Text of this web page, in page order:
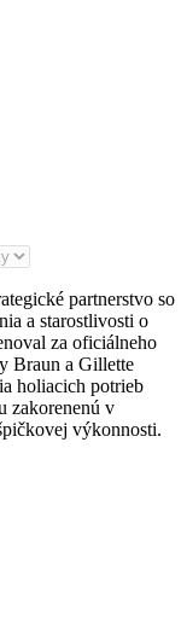
partnerstvo so
a starostlivosti o
za oficiálneho
Braun a Gillette
holiacich potrieb
zakorenenú v
výkonnosti.